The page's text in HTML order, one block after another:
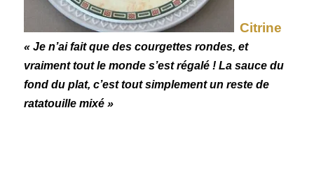
Citrine
« Je n’ai fait que des courgettes rondes, et
vraiment tout le monde s’est régalé ! La sauce du
fond du plat, c’est tout simplement un reste de
ratatouille mixé »